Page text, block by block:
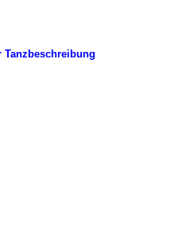
Tanzbeschreibung